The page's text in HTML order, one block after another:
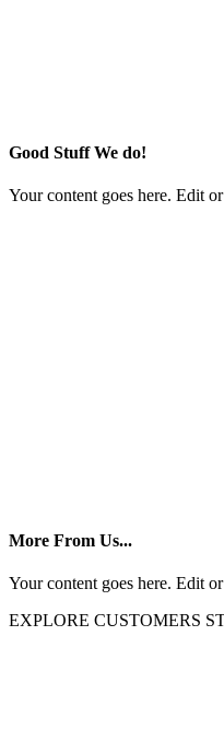
Good Stuff We do!
Your content goes here. Edit
More From Us...
Your content goes here. Edit
EXPLORE CUSTOMERS